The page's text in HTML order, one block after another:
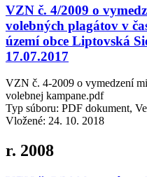
VZN č. 4/2009 o
volebných plagátov v
území obce Liptovská
17.07.2017
VZN č. 4-2009 o vymedzení
volebnej kampane.pdf
Typ súboru: PDF dokument,
Vložené: 24. 10. 2018
r. 2008